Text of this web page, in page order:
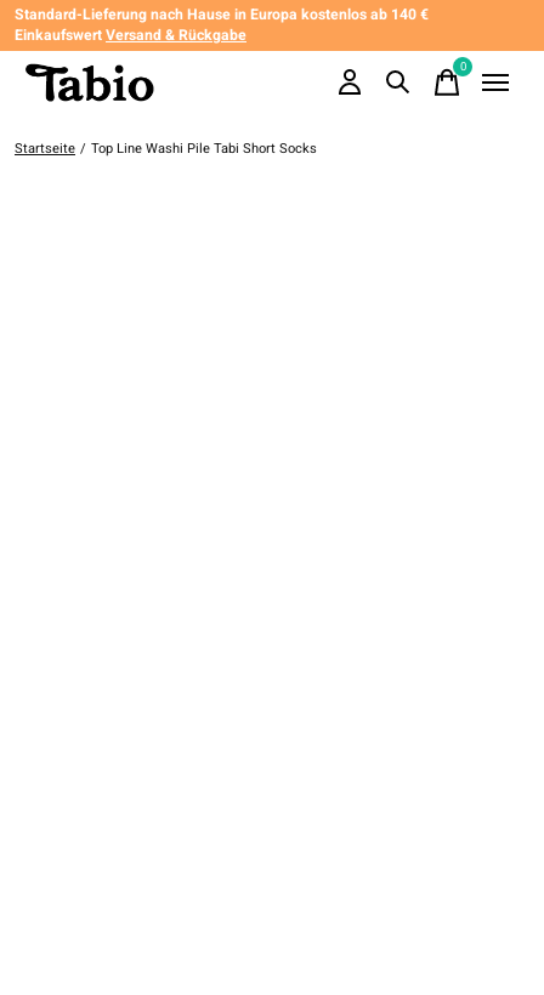
Standard-Lieferung nach Hause in Europa kostenlos ab 140 €
EinkaufswertVersand & Rückgabe
0items
Startseite / Top Line Washi Pile Tabi Short Socks